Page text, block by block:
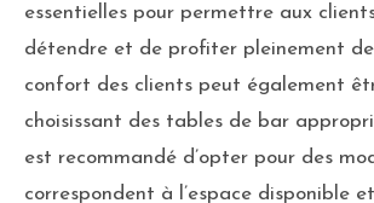
essentielles pour permettre aux
détendre et de profiter pleinement
confort des clients peut également
choisissant des tables de bar
est recommandé d’opter pour des
correspondent à l’espace disponible